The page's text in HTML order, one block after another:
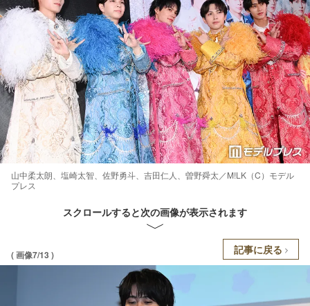
山中柔太朗、塩崎太智、佐野勇斗、吉田仁人、曽野舜太／M!LK（C）モデル
プレス
スクロールすると次の画像が表示されます
( 画像7/13 ) 記事に戻る